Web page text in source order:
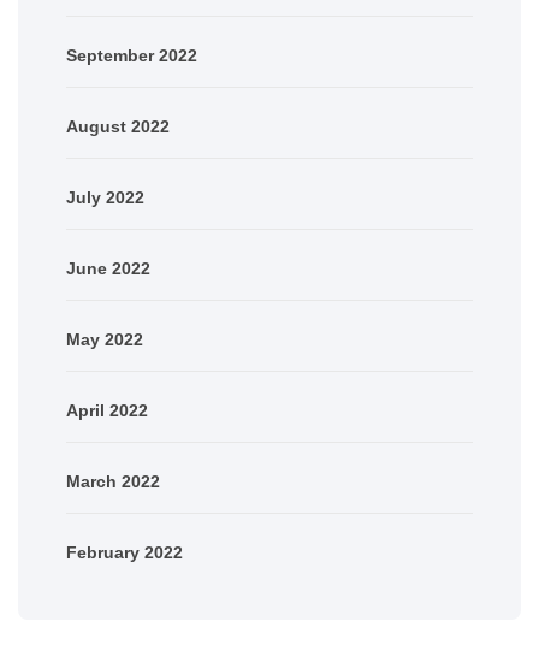
September 2022
August 2022
July 2022
June 2022
May 2022
April 2022
March 2022
February 2022